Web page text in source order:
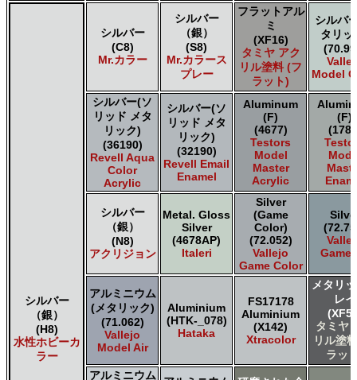
シルバー
（銀）
(H8)
水性ホビーカ
ラー
シルバー
(C8)
Mr.カラー
シルバー
（銀）
(S8)
Mr.カラース
プレー
フラットアル
ミ
(XF16)
タミヤ アク
リル塗料 (フ
ラット)
シルバ
タリッ
Model
シルバー(ソ
リッド メタ
リック)
(36190)
Revell Aqua
Color
Acrylic
シルバー(ソ
リッド メタ
リック)
(32190)
Revell Email
Enamel
Aluminum
(F)
(4677)
Testors
Model
Master
Acrylic
(F)
シルバー
（銀）
(N8)
アクリジョン
Metal. Gloss
Silver
(4678AP)
Italeri
Silver
(Game
Color)
(72.052)
Vallejo
Game Color
Game
アルミニウム
(メタリック)
(71.062)
Vallejo
Model Air
Aluminium
(HTK-_078)
Hataka
FS17178
Aluminium
(X142)
Xtracolor
メタリ
レイ
タミヤ
リル塗
ラッ
アルミニウム